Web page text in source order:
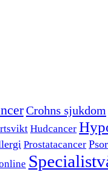
Crohns sjukdom
Hudcancer
Prostatacancer